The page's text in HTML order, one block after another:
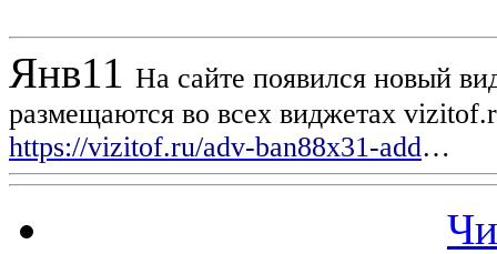
Янв11 На сайте появился новый
размещаются во всех виджетах
https://vizitof.ru/adv-ban88x31-add…